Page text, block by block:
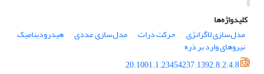
کلیدواژه‌ها
مدل‌سازی لاگرانژی
حرکت ذرات مدل‌سازی عددی هیدرودینامیک
نیروهای وارد بر ذره
20.1001.1.23454237.1392.8.2.4.8